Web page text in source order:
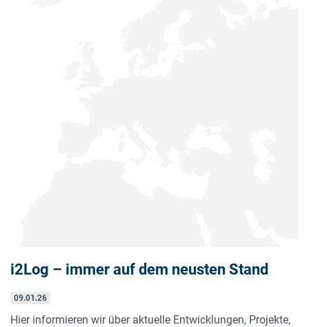
i2Log – immer auf dem neusten Stand
09.01.26
Hier informieren wir über aktuelle Entwicklungen, Projekte,